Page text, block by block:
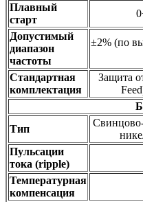
Плавный
старт
Допустимый
диапазон
частоты
±2% (по
Стандартная
комплектация
Защита
Тип
Пульсации
тока (ripple)
Температурная
компенсация